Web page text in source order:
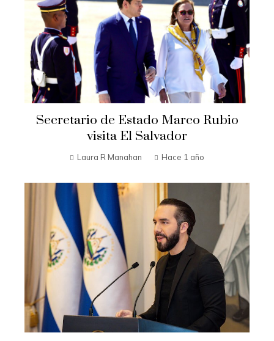
Secretario de Estado Marco Rubio
visita El Salvador
Laura R Manahan Hace 1 año